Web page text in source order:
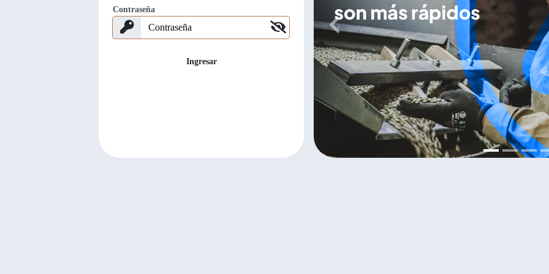
Contraseña
Ingresar
Previous